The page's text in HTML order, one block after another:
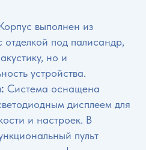
выполнен из
отделкой под палисандр,
но и
устройства.
Система оснащена
дисплеем для
и настроек. В
пульт